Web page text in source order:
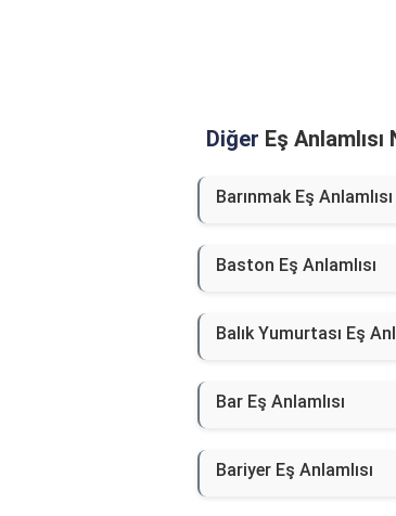
Diğer Eş Anlamlısı
Barınmak Eş Anlamlısı
Baston Eş Anlamlısı
Balık Yumurtası Eş
Bar Eş Anlamlısı
Bariyer Eş Anlamlısı